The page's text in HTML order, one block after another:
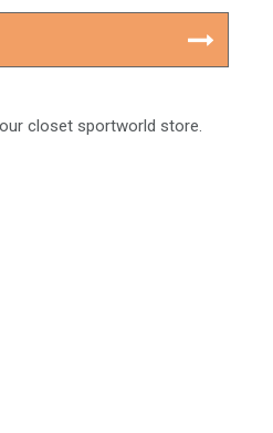
closet sportworld store.